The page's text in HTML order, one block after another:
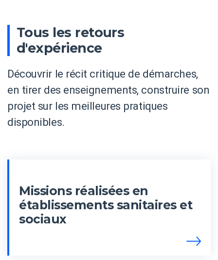
Tous les retours
d'expérience
Découvrir le récit critique de démarches,
en tirer des enseignements, construire son
projet sur les meilleures pratiques
disponibles.
Missions réalisées en
établissements sanitaires et
sociaux